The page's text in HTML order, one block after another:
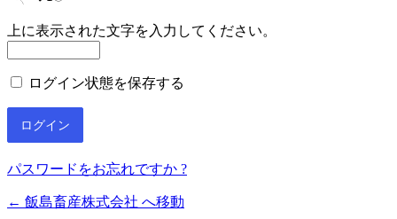
上に表示された文字を入力してください。
ログイン状態を保存する
パスワードをお忘れですか ?
← 飯島畜産株式会社 へ移動